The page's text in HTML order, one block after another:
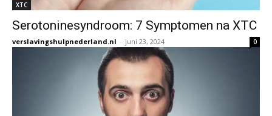
XTC
Serotoninesyndroom: 7 Symptomen na XTC
verslavingshulpnederland.nl - juni 23, 2024 0